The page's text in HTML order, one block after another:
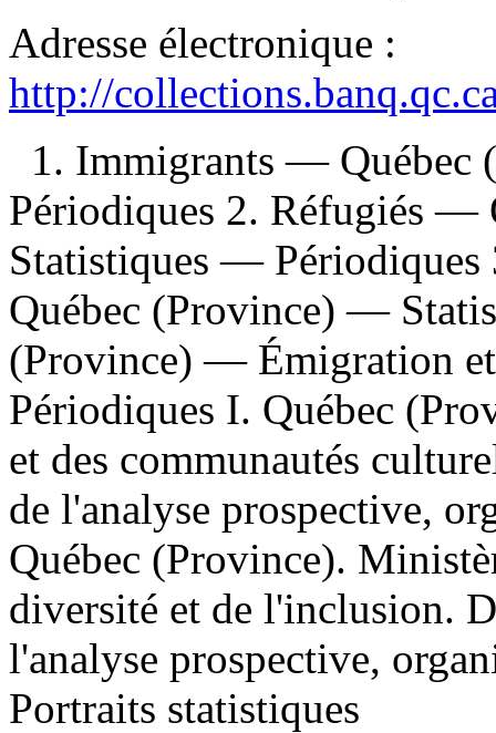
Adresse électronique :
http://
1. Immigrants —
Périodiques 2. Réfugiés
Statistiques —
Québec (Province) —
(Province) — Émigration
Périodiques I. Québec
et des communautés
de l'analyse prospective,
Québec (Province).
diversité et de l'inclusion.
l'analyse prospective,
Portraits statistiques